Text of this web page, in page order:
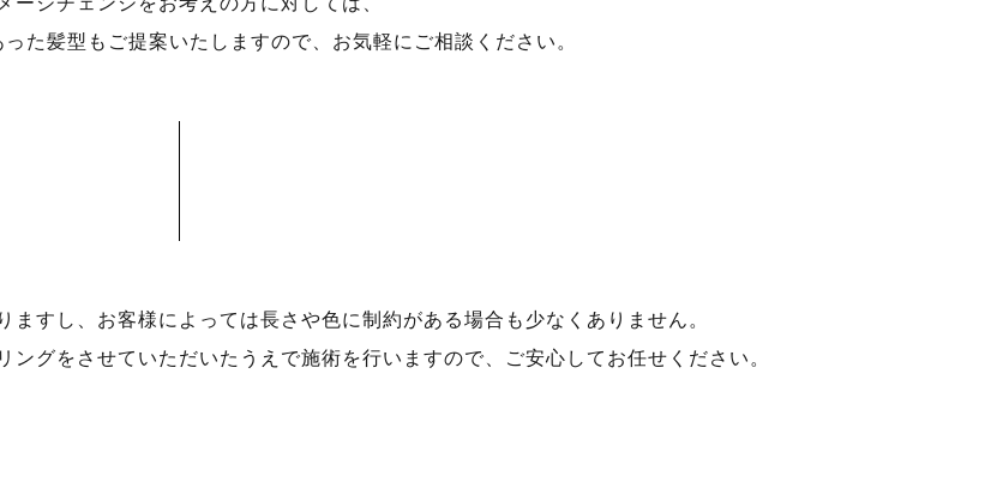
た髪型もご提案いたしますので、お気軽にご相談ください。
ますし、お客様によっては長さや色に制約がある場合も少なくありません。
グをさせていただいたうえで施術を行いますので、ご安心してお任せください。